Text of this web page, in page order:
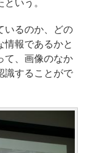
いう。
いるのか、どの
情報であるかと
て、画像のなか
識することがで